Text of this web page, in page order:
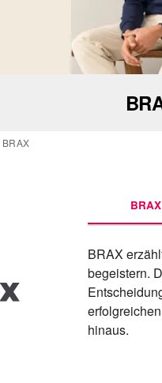
BRAX
BRAX
BRAX
begeistern.
hinaus.